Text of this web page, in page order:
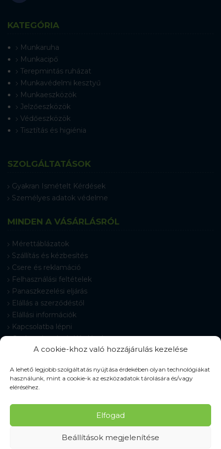
A cookie-khoz való hozzájárulás kezelése
A lehető legjobb szolgáltatás nyújtása érdekében olyan technológiákat
használunk, mint a cookie-k az eszközadatok tárolására és/vagy
eléréséhez.
Elfogad
Beállítások megjelenítése
KATEGÓRIA
Munkaruha
Munkacipő
Terepmintás ruházat
Munkavédelmi kesztyű
Munkaeszközök
Jelzőeszközök
Védőeszközök
Tisztítás és higiénia
SZOLGÁLTATÁSOK
Gyakran Ismételt Kérdések
Személyes adatok védelme
MINDEN A VÁSÁRLÁSRÓL
Mérettáblázatok
Szállítás és kézbesítés
Csere és reklamáció
Felhasználási feltételek
Panaszkezelési eljárás
Elállás a szerződéstől
Elállási információk
Kapcsolatba lépni
Gyakran Ismételt Kérdések
Cookie-beállítások